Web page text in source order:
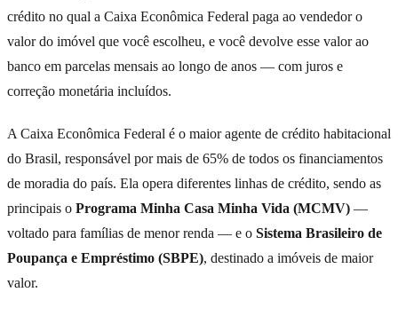
crédito no qual a Caixa Econômica Federal paga ao vendedor o
valor do imóvel que você escolheu, e você devolve esse valor ao
banco em parcelas mensais ao longo de anos — com juros e
correção monetária incluídos.
A Caixa Econômica Federal é o maior agente de crédito habitacional
do Brasil, responsável por mais de 65% de todos os financiamentos
de moradia do país. Ela opera diferentes linhas de crédito, sendo as
principais o Programa Minha Casa Minha Vida (MCMV) —
voltado para famílias de menor renda — e o Sistema Brasileiro de
Poupança e Empréstimo (SBPE), destinado a imóveis de maior
valor.